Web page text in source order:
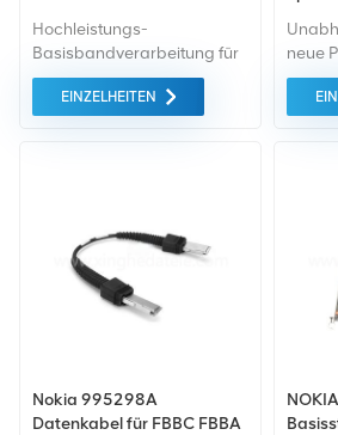
Hochleistungs-
Basisbandverarbeitung für
4G und 5G nutzt
gemeinsame Systeme für
niedrigem, mittlere und hohe
EINZELHEITEN
neue
Markt
Nokia 995298A
Datenkabel für FBBC FBBA